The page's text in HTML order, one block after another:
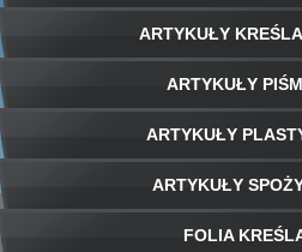
ARTYKUŁY
ARTYKUŁY
ARTYKUŁY
ARTYKUŁY
FOLIA